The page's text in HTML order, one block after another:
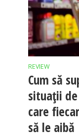
REVIEW
Cum să
situații
care
să le aibă